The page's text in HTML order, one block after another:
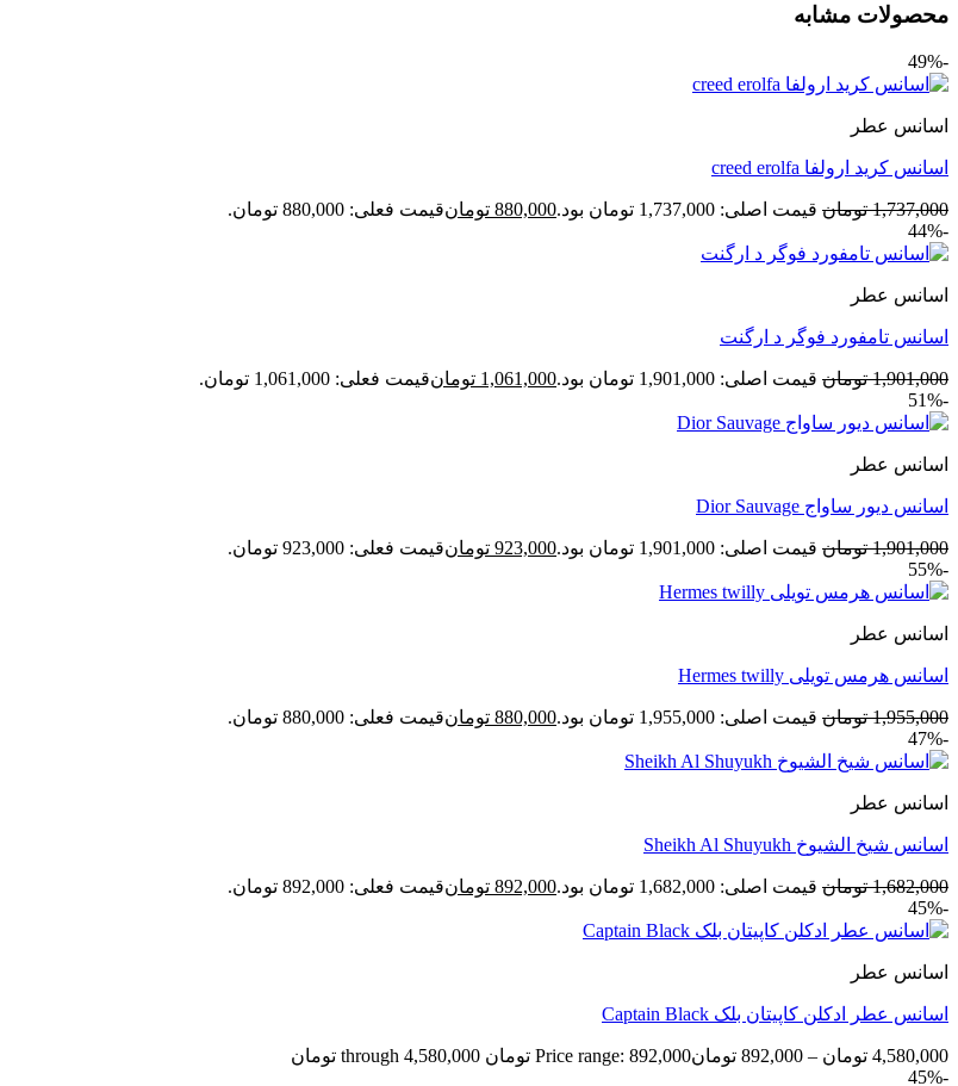
محصولات مشابه
-49%
اسانس عطر
اسانس کرید ارولفا creed erolfa
1,737,000 تومان قیمت اصلی: 1,737,000 تومان بود. 880,000 تومانقیمت فعلی: 880,000 تومان.
-44%
اسانس عطر
اسانس تامفورد فوگر د ارگنت
1,901,000 تومان قیمت اصلی: 1,901,000 تومان بود. 1,061,000 تومانقیمت فعلی: 1,061,000 تومان.
-51%
اسانس عطر
اسانس دیور ساواج Dior Sauvage
1,901,000 تومان قیمت اصلی: 1,901,000 تومان بود. 923,000 تومانقیمت فعلی: 923,000 تومان.
-55%
اسانس عطر
اسانس هرمس تویلی Hermes twilly
1,955,000 تومان قیمت اصلی: 1,955,000 تومان بود. 880,000 تومانقیمت فعلی: 880,000 تومان.
-47%
اسانس عطر
اسانس شیخ الشیوخ Sheikh Al Shuyukh
1,682,000 تومان قیمت اصلی: 1,682,000 تومان بود. 892,000 تومانقیمت فعلی: 892,000 تومان.
-45%
اسانس عطر
اسانس عطر ادکلن کاپیتان بلک Captain Black
4,580,000 تومان –
892,000 تومانPrice range: 892,000 تومان through 4,580,000 تومان
-45%